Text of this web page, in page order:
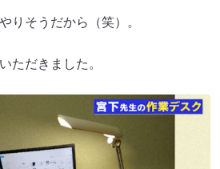
りそうだから（笑）。
ただきました。